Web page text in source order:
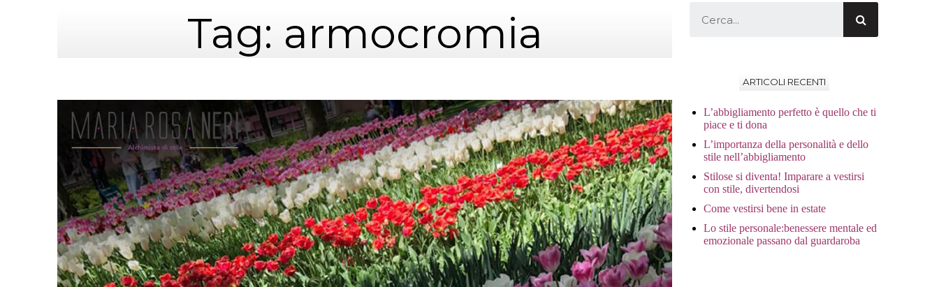
Tag: armocromia
ARTICOLI RECENTI
L’abbigliamento perfetto è quello che ti
piace e ti dona
L’importanza della personalità e dello
stile nell’abbigliamento
Stilose si diventa! Imparare a vestirsi
con stile, divertendosi
Come vestirsi bene in estate
Lo stile personale:benessere mentale ed
emozionale passano dal guardaroba